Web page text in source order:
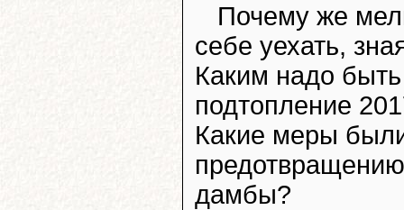
Почему же
себе уехать,
Каким надо
подтопление
Какие меры
дамбы?